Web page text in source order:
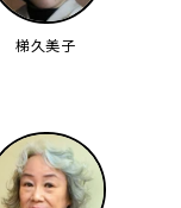
梯久美子